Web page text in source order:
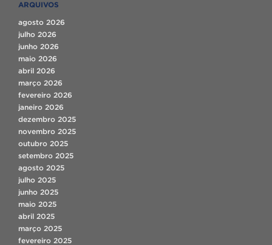
ARQUIVOS
agosto 2026
julho 2026
junho 2026
maio 2026
abril 2026
março 2026
fevereiro 2026
janeiro 2026
dezembro 2025
novembro 2025
outubro 2025
setembro 2025
agosto 2025
julho 2025
junho 2025
maio 2025
abril 2025
março 2025
fevereiro 2025